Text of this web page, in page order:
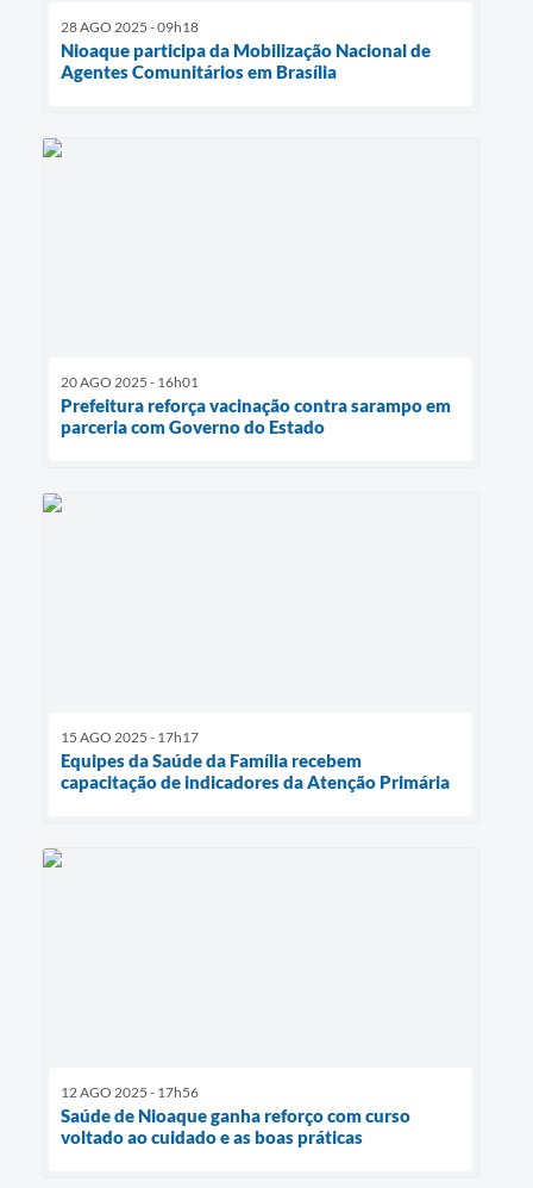
28 AGO 2025 - 09h18
Nioaque participa da Mobilização Nacional de
Agentes Comunitários em Brasília
20 AGO 2025 - 16h01
Prefeitura reforça vacinação contra sarampo em
parceria com Governo do Estado
15 AGO 2025 - 17h17
Equipes da Saúde da Família recebem
capacitação de indicadores da Atenção Primária
12 AGO 2025 - 17h56
Saúde de Nioaque ganha reforço com curso
voltado ao cuidado e as boas práticas